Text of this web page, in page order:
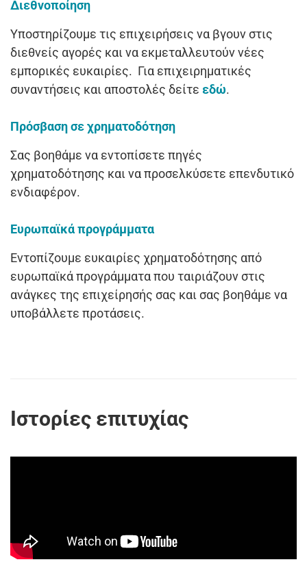
Διεθνοποίηση
Υποστηρίζουμε τις επιχειρήσεις να βγουν στις
διεθνείς αγορές και να εκμεταλλευτούν νέες
εμπορικές ευκαιρίες. Για επιχειρηματικές
συναντήσεις και αποστολές δείτε εδώ.
Πρόσβαση σε χρηματοδότηση
Σας βοηθάμε να εντοπίσετε πηγές
χρηματοδότησης και να προσελκύσετε επενδυτικό
ενδιαφέρον.
Ευρωπαϊκά προγράμματα
Εντοπίζουμε ευκαιρίες χρηματοδότησης από
ευρωπαϊκά προγράμματα που ταιριάζουν στις
ανάγκες της επιχείρησής σας και σας βοηθάμε να
υποβάλλετε προτάσεις.
Ιστορίες επιτυχίας